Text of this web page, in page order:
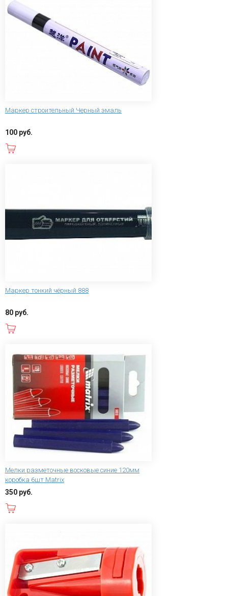
Маркер строительный Черный эмаль
100 руб.
Маркер тонкий чёрный 888
80 руб.
Мелки разметочные восковые синие 120мм
коробка 6шт Matrix
350 руб.